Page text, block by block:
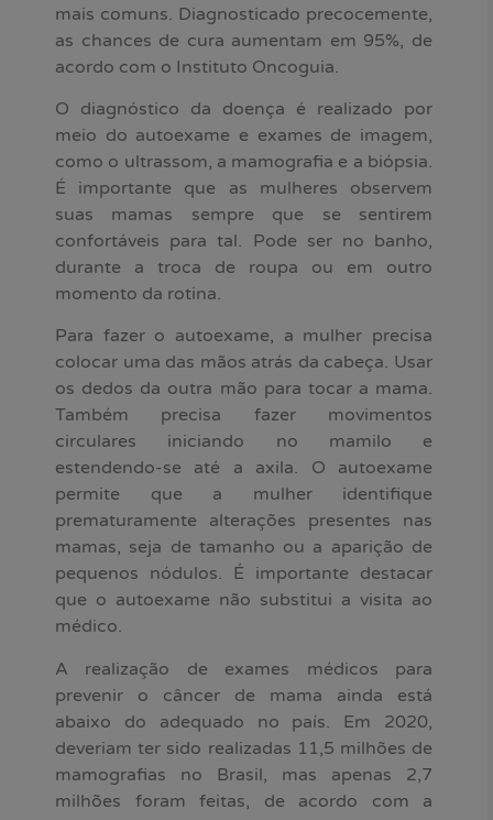
mais comuns. Diagnosticado precocemente,
as chances de cura aumentam em 95%, de
acordo com o Instituto Oncoguia.
O diagnóstico da doença é realizado por
meio do autoexame e exames de imagem,
como o ultrassom, a mamografia e a biópsia.
É importante que as mulheres observem
suas mamas sempre que se sentirem
confortáveis para tal. Pode ser no banho,
durante a troca de roupa ou em outro
momento da rotina.
Para fazer o autoexame, a mulher precisa
colocar uma das mãos atrás da cabeça. Usar
os dedos da outra mão para tocar a mama.
Também precisa fazer movimentos
circulares iniciando no mamilo e
estendendo-se até a axila. O autoexame
permite que a mulher identifique
prematuramente alterações presentes nas
mamas, seja de tamanho ou a aparição de
pequenos nódulos. É importante destacar
que o autoexame não substitui a visita ao
médico.
A realização de exames médicos para
prevenir o câncer de mama ainda está
abaixo do adequado no país. Em 2020,
deveriam ter sido realizadas 11,5 milhões de
mamografias no Brasil, mas apenas 2,7
milhões foram feitas, de acordo com a